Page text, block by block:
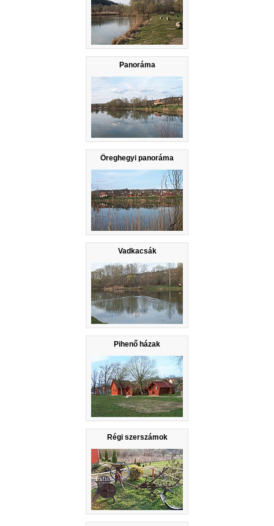
Panoráma
Öreghegyi panoráma
Vadkacsák
Pihenő házak
Régi szerszámok